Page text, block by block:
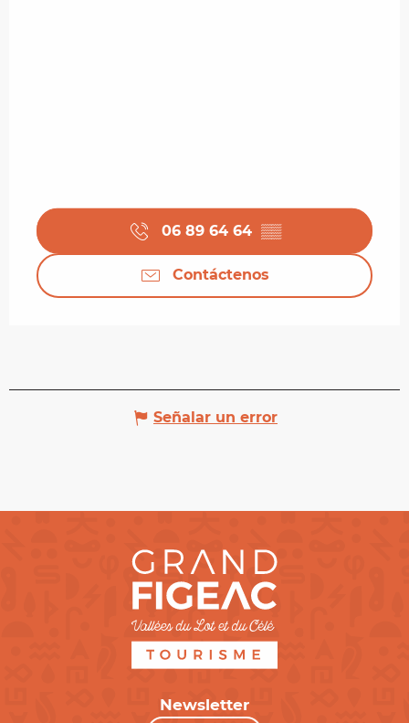
06 89 64 64 ▒▒
Contáctenos
Señalar un error
Newsletter